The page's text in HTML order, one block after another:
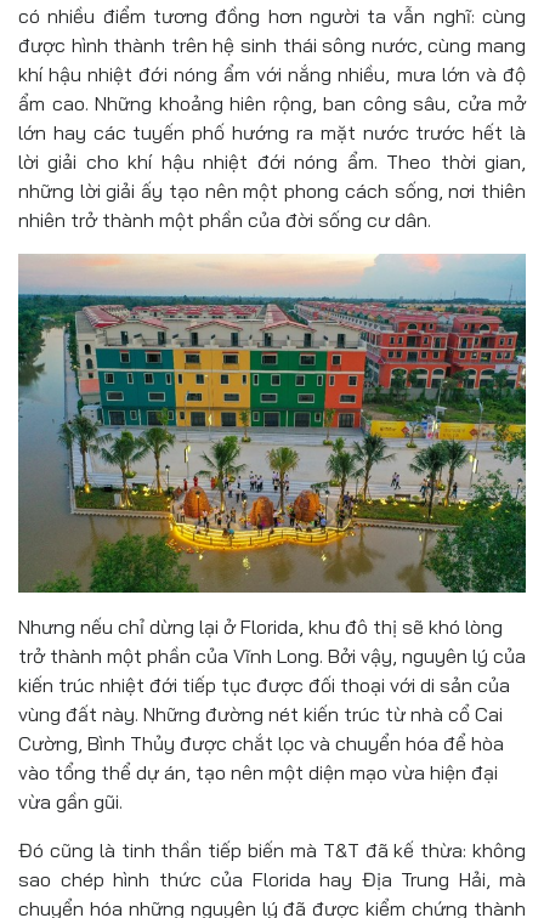
có nhiều điểm tương đồng hơn người ta vẫn nghĩ: cùng
được hình thành trên hệ sinh thái sông nước, cùng mang
khí hậu nhiệt đới nóng ẩm với nắng nhiều, mưa lớn và độ
ẩm cao. Những khoảng hiên rộng, ban công sâu, cửa mở
lớn hay các tuyến phố hướng ra mặt nước trước hết là
lời giải cho khí hậu nhiệt đới nóng ẩm. Theo thời gian,
những lời giải ấy tạo nên một phong cách sống, nơi thiên
nhiên trở thành một phần của đời sống cư dân.
Nhưng nếu chỉ dừng lại ở Florida, khu đô thị sẽ khó lòng
trở thành một phần của Vĩnh Long. Bởi vậy, nguyên lý của
kiến trúc nhiệt đới tiếp tục được đối thoại với di sản của
vùng đất này. Những đường nét kiến trúc từ nhà cổ Cai
Cường, Bình Thủy được chắt lọc và chuyển hóa để hòa
vào tổng thể dự án, tạo nên một diện mạo vừa hiện đại
vừa gần gũi.
Đó cũng là tinh thần tiếp biến mà T&T đã kế thừa: không
sao chép hình thức của Florida hay Địa Trung Hải, mà
chuyển hóa những nguyên lý đã được kiểm chứng thành